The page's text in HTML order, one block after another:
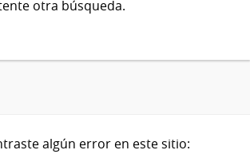
otra búsqueda.
algún error en este sitio: